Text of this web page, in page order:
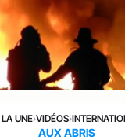
UNE›VIDÉOS›
AUX ABRIS